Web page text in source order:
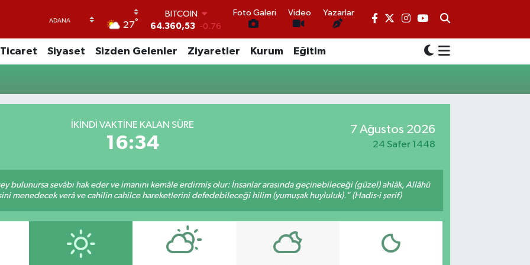
27°
BITCOIN
64.360,53 -0.76
DOLAR
47,7069 0.17
EURO
6574.81
Foto Galeri Video Yazarlar
Ticaret Siyaset Sizden Gelenler Ziyaretler Kurum Eğitim
İKINDI VAKTINE KALAN SÜRE
16:34
7 Ağustos 2026
24 Safer 1448
bulunursa sevâbı hak eder ve imanını kemâle erdirmiş olur: İnsanlar arasında geçinebileceği (güzel) ahlâk, Allâhü
menedecek verâ ve cahilin cahilce hareketlerini defedebileceği hilim (yumuşak huyluluk)." (Hadis-i şerif)